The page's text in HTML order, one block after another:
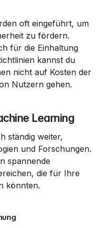
oft eingeführt, um
zu fördern.
für die Einhaltung
kannst du
nicht auf Kosten der
Nutzern gehen.
Learning
ständig weiter,
und Forschungen.
spannende
die für Ihre
könnten.